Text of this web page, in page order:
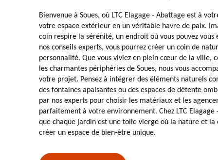
Bienvenue à Soues, où LTC Elagage - Abattage est à
votre espace extérieur en un véritable havre de paix.
coin respire la sérénité, un endroit où vous pouvez vous
nos conseils experts, vous pourrez créer un coin de
personnalité. Que vous viviez en plein cœur de la ville,
les charmantes périphéries de Soues, nous vous
votre projet. Pensez à intégrer des éléments naturels
des fontaines apaisantes ou des espaces de détente
par nos experts pour choisir les matériaux et les
parfaitement à votre environnement. Chez LTC Elagage
que chaque jardin est une toile vierge où la nature et
créer un espace de bien-être unique.